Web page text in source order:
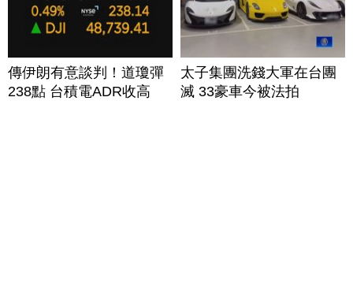
傳伊朗有意談判！道瓊彈
238點 台積電ADR收高
太子集團洗錢大軍在台團
滅 33豪車今被法拍